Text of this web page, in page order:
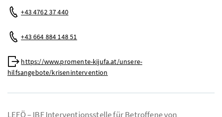
Telefon:
+43 4762 37 440
Mobil:
+43 664 884 148 51
Web:
https://www.promente-kijufa.at/unsere-
hilfsangebote/krisenintervention
LEFÖ – IBF Interventionsstelle für Betroffene von